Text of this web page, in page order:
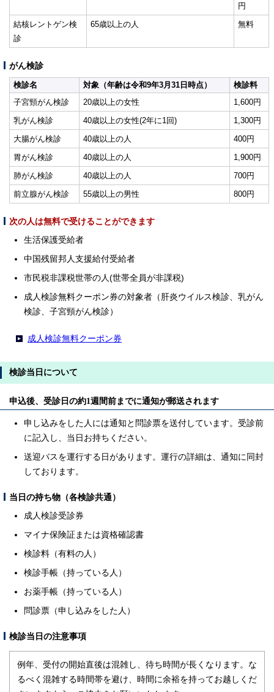
円
結核レントゲン検
診
65歳以上の人 無料
がん検診
検診名 対象（年齢は令和9年3月31日時点）
検診料
子宮頸がん検診
20歳以上の女性
1,600円
乳がん検診
40歳以上の女性(2年に1回)
1,300円
大腸がん検診
40歳以上の人
400円
胃がん検診
40歳以上の人
1,900円
肺がん検診
40歳以上の人
700円
前立腺がん検診
55歳以上の男性 800円
次の人は無料で受けることができます
生活保護受給者
中国残留邦人支援給付受給者
市民税非課税世帯の人(世帯全員が非課税)
成人検診無料クーポン券の対象者（肝炎ウイルス検診、乳がん
検診、子宮頸がん検診）
成人検診無料クーポン券
検診当日について
申込後、受診日の約1週間前までに通知が郵送されます
申し込みをした人には通知と問診票を送付しています。受診前
に記入し、当日お持ちください。
送迎バスを運行する日があります。運行の詳細は、通知に同封
しております。
当日の持ち物（各検診共通）
成人検診受診券
マイナ保険証または資格確認書
検診料（有料の人）
検診手帳（持っている人）
お薬手帳（持っている人）
問診票（申し込みをした人）
検診当日の注意事項
例年、受付の開始直後は混雑し、待ち時間が長くなります。な
るべく混雑する時間帯を避け、時間に余裕を持ってお越しくだ